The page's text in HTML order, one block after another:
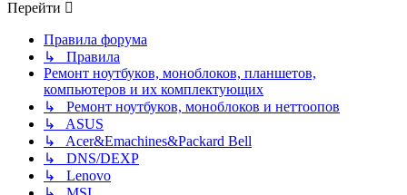
Перейти
Правила форума
↳ Правила
Ремонт ноутбуков, моноблоков, планшетов,
компьютеров и их комплектующих
↳ Ремонт ноутбуков, моноблоков и неттоопов
↳ ASUS
↳ Acer&Emachines&Packard Bell
↳ DNS/DEXP
↳ Lenovo